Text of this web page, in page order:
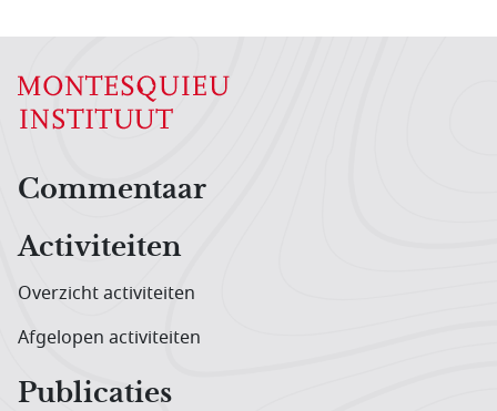
Hoofdnavigatiemenu
Commentaar
Activiteiten
Overzicht activiteiten
Afgelopen activiteiten
Publicaties